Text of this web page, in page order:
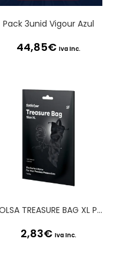
Pack 3unid Vigour Azul
44,85€ Iva Inc.
BOLSA TREASURE BAG XL PRETA SATISFYER
2,83€ Iva Inc.